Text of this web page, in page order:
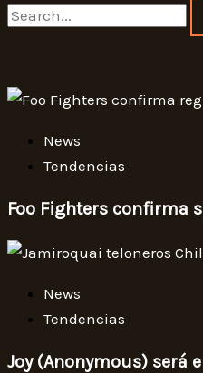
Search
News
Tendencias
Foo Fighters confirma
News
Tendencias
Joy (Anonymous) será